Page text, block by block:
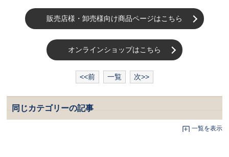
販売店様・卸売様向け商品ページはこちら
オンラインショップはこちら
<<前 一覧 次>>
同じカテゴリーの記事
一覧を表示